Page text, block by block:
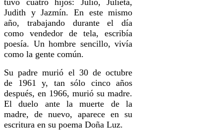
Judith y Jazmín. En este mismo
año, trabajando durante el día
como vendedor de tela, escribía
poesía. Un hombre sencillo, vivía
como la gente común.
Su padre murió el 30 de octubre
de 1961 y, tan sólo cinco años
después, en 1966, murió su madre.
El duelo ante la muerte de la
madre, de nuevo, aparece en su
escritura en su poema Doña Luz.